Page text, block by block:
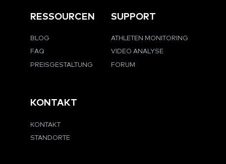
RESSOURCEN
BLOG
FAQ
PREISGESTALTUNG
SUPPORT
ATHLETEN MONITORING
VIDEO ANALYSE
FORUM
KONTAKT
KONTAKT
STANDORTE